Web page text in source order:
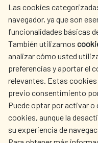
Las cookies
navegador, ya que son
funcionalidades básicas
También utilizamos
analizar cómo usted
preferencias y aportar el
relevantes. Estas cookies
previo consentimiento
Puede optar por activar
cookies, aunque la
su experiencia de
SPANISH
ACTION
CULTURE AND
OUR SOCIAL MEDIA